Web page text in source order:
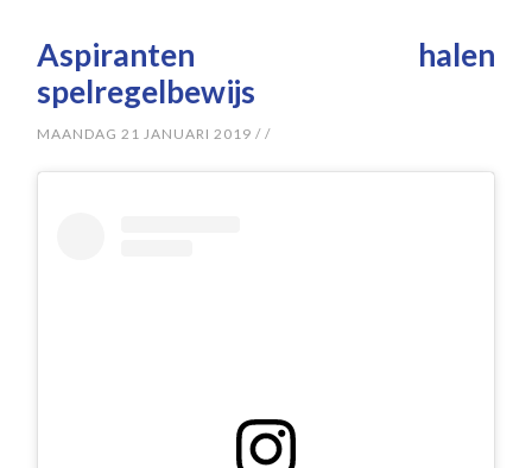
Aspiranten halen
spelregelbewijs
MAANDAG 21 JANUARI 2019 //